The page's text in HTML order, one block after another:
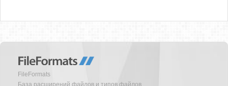
FileFormats
База расширений файлов и типов файлов